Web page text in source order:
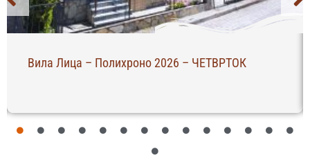
Вила Лица – Полихроно 2026 – ЧЕТВРТОК